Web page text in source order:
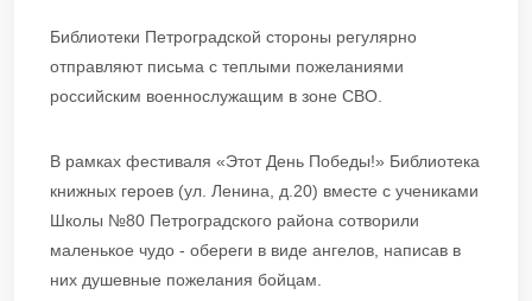
Библиотеки Петроградской стороны регулярно
отправляют письма с теплыми пожеланиями
российским военнослужащим в зоне СВО.
В рамках фестиваля «Этот День Победы!» Библиотека
книжных героев (ул. Ленина, д.20) вместе с учениками
Школы №80 Петроградского района сотворили
маленькое чудо - обереги в виде ангелов, написав в
них душевные пожелания бойцам.